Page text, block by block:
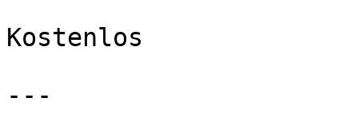
Kostenlos
---